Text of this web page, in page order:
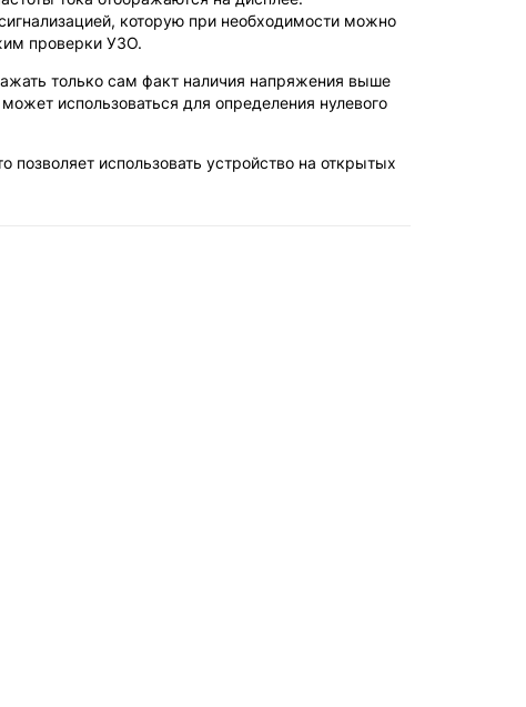
которую при необходимости можно
проверки УЗО.
только сам факт наличия напряжения выше
использоваться для определения нулевого
использовать устройство на открытых